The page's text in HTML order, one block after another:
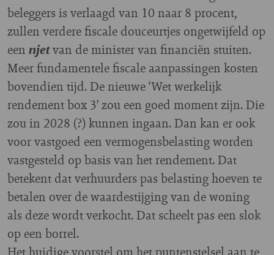
beleggers is verlaagd van 10 naar 8 procent,
zullen verdere fiscale douceurtjes ongetwijfeld op
een njetvan de minister van financiën stuiten.
Meer fundamentele fiscale aanpassingen kosten
bovendien tijd. De nieuwe ‘Wet werkelijk
rendement box 3’ zou een goed moment zijn. Die
zou in 2028 (?) kunnen ingaan. Dan kan er ook
voor vastgoed een vermogensbelasting worden
vastgesteld op basis van het rendement. Dat
betekent dat verhuurders pas belasting hoeven te
betalen over de waardestijging van de woning
als deze wordt verkocht. Dat scheelt pas een slok
op een borrel.